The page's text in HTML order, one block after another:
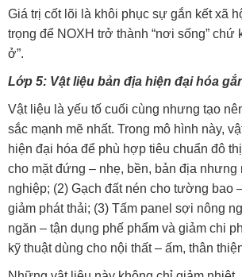
Giá trị cốt lõi là khôi phục sự gắn kết xã
trọng để NOXH trở thành “nơi sống” chứ
ở”.
Lớp 5: Vật liệu bản địa hiện đại hóa
Vật liệu là yếu tố cuối cùng nhưng tạo
sắc mạnh mẽ nhất. Trong mô hình này,
hiện đại hóa để phù hợp tiêu chuẩn đô
cho mặt đứng – nhẹ, bền, bản địa nhưng
nghiệp; (2) Gạch đất nén cho tường bao
giảm phát thải; (3) Tấm panel sợi nông
ngăn – tận dụng phế phẩm và giảm chi
kỹ thuật dùng cho nội thất – ấm, thân